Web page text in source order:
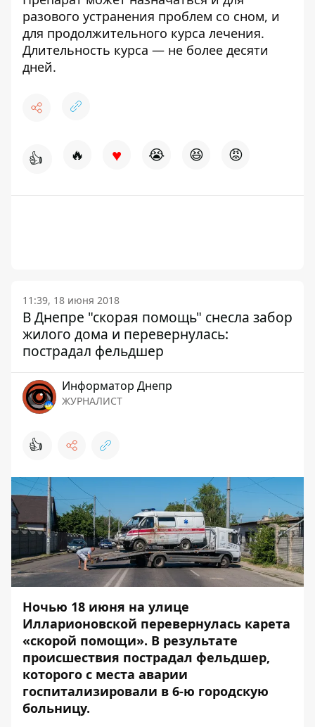
разового устранения проблем со сном, и
для продолжительного курса лечения.
Длительность курса — не более десяти
дней.
👍 🔥 ♥ 😭 😆 😡
11:39, 18 июня 2018
В Днепре "скорая помощь" снесла забор
жилого дома и перевернулась:
пострадал фельдшер
Информатор Днепр
ЖУРНАЛИСТ
👍
Ночью 18 июня на улице
Илларионовской перевернулась карета
«скорой помощи». В результате
происшествия пострадал фельдшер,
которого с места аварии
госпитализировали в 6-ю городскую
больницу.